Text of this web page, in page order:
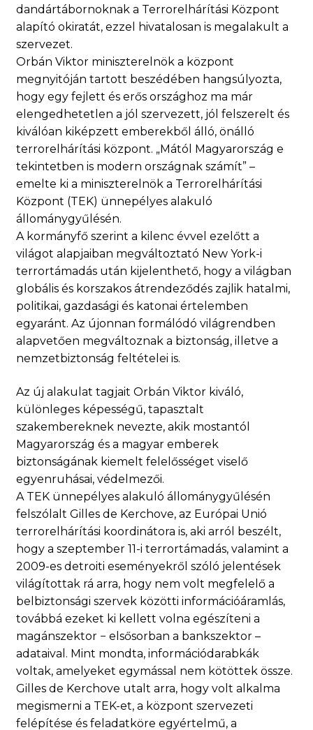
dandártábornoknak a Terrorelhárítási Központ
alapító okiratát, ezzel hivatalosan is megalakult a
szervezet.
Orbán Viktor miniszterelnök a központ
megnyitóján tartott beszédében hangsúlyozta,
hogy egy fejlett és erős országhoz ma már
elengedhetetlen a jól szervezett, jól felszerelt és
kiválóan kiképzett emberekből álló, önálló
terrorelhárítási központ. „Mától Magyarország e
tekintetben is modern országnak számít” –
emelte ki a miniszterelnök a Terrorelhárítási
Központ (TEK) ünnepélyes alakuló
állománygyűlésén.
A kormányfő szerint a kilenc évvel ezelőtt a
világot alapjaiban megváltoztató New York-i
terrortámadás után kijelenthető, hogy a világban
globális és korszakos átrendeződés zajlik hatalmi,
politikai, gazdasági és katonai értelemben
egyaránt. Az újonnan formálódó világrendben
alapvetően megváltoznak a biztonság, illetve a
nemzetbiztonság feltételei is.
Az új alakulat tagjait Orbán Viktor kiváló,
különleges képességű, tapasztalt
szakembereknek nevezte, akik mostantól
Magyarország és a magyar emberek
biztonságának kiemelt felelősséget viselő
egyenruhásai, védelmezői.
A TEK ünnepélyes alakuló állománygyűlésén
felszólalt Gilles de Kerchove, az Európai Unió
terrorelhárítási koordinátora is, aki arról beszélt,
hogy a szeptember 11-i terrortámadás, valamint a
2009-es detroiti eseményekről szóló jelentések
világítottak rá arra, hogy nem volt megfelelő a
belbiztonsági szervek közötti információáramlás,
továbbá ezeket ki kellett volna egészíteni a
magánszektor − elsősorban a bankszektor –
adataival. Mint mondta, információdarabkák
voltak, amelyeket egymással nem kötöttek össze.
Gilles de Kerchove utalt arra, hogy volt alkalma
megismerni a TEK-et, a központ szervezeti
felépítése és feladatköre egyértelmű, a